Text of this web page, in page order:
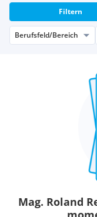
Filtern
Berufsfeld/Bereich
Mag. Roland